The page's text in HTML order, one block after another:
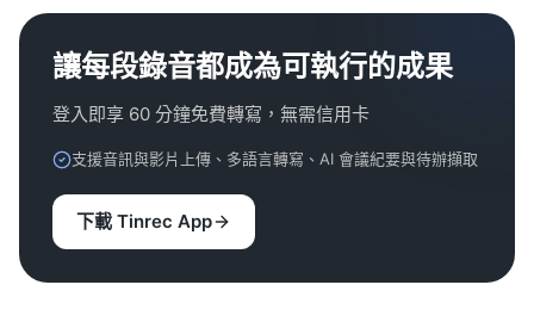
讓每段錄音都成為可執行的成果
登入即享 60 分鐘免費轉寫，無需信用卡
支援音訊與影片上傳、多語言轉寫、AI 會議紀要與待辦擷取
下載 Tinrec App